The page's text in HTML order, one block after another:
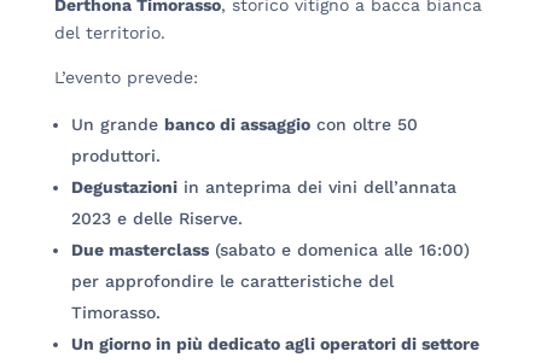
Derthona Timorasso, storico vitigno a bacca bianca
del territorio.
L’evento prevede:
Un grande banco di assaggiocon oltre 50
produttori.
Degustazioniin anteprima dei vini dell’annata
2023 e delle Riserve.
Due masterclass(sabato e domenica alle 16:00)
per approfondire le caratteristiche del
Timorasso.
Un giorno in più dedicato agli operatori di settore